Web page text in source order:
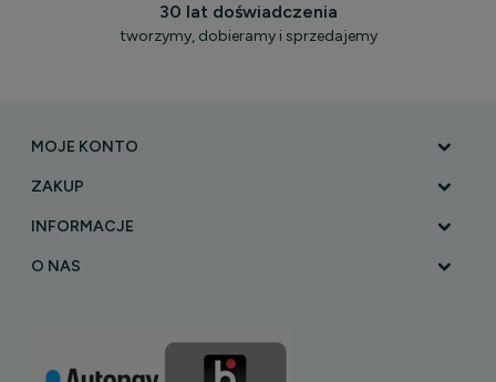
30 lat doświadczenia
tworzymy, dobieramy i sprzedajemy
MOJE KONTO
ZAKUP
INFORMACJE
O NAS